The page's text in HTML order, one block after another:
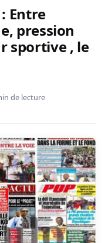
Entre
pression
sportive , le
de lecture